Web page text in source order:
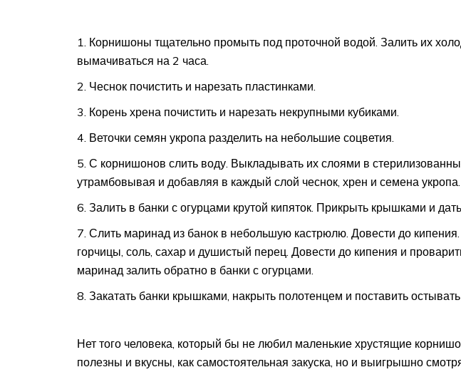
Корнишоны тщательно промыть под проточной водой. Залить их
вымачиваться на 2 часа.
Чеснок почистить и нарезать пластинками.
Корень хрена почистить и нарезать некрупными кубиками.
Веточки семян укропа разделить на небольшие соцветия.
С корнишонов слить воду. Выкладывать их слоями в
утрамбовывая и добавляя в каждый слой чеснок, хрен и семена укропа.
Залить в банки с огурцами крутой кипяток. Прикрыть крышками и
Слить маринад из банок в небольшую кастрюлю. Довести до
горчицы, соль, сахар и душистый перец. Довести до кипения и
маринад залить обратно в банки с огурцами.
Закатать банки крышками, накрыть полотенцем и поставить
Нет того человека, который бы не любил маленькие хрустящие
полезны и вкусны, как самостоятельная закуска, но и выигрышно